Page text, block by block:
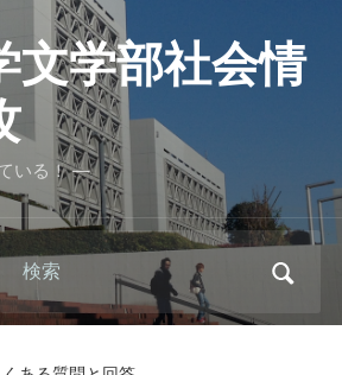
文学部社会情
いる！ ―
Search
for: